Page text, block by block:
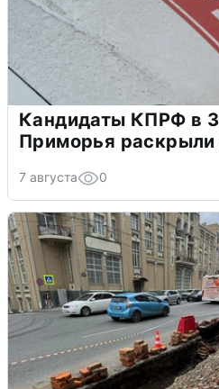
Кандидаты КПРФ в
Приморья
7 августа 0